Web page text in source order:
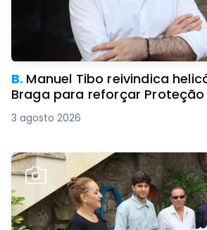
B. Manuel Tibo reivindica
Braga para reforçar Proteção
3 agosto 2026